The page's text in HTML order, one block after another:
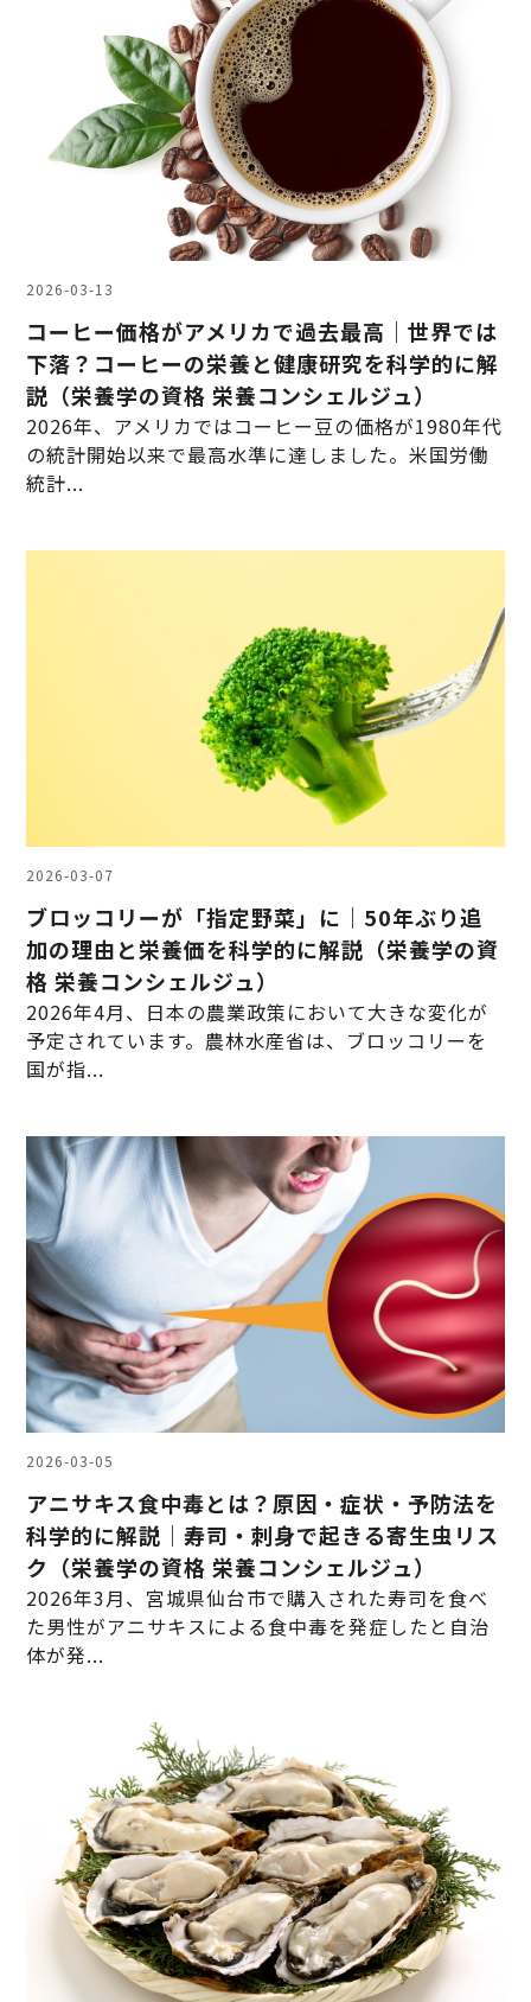
2026-03-13
コーヒー価格がアメリカで過去最高｜世界では
下落？コーヒーの栄養と健康研究を科学的に解
説（栄養学の資格 栄養コンシェルジュ）
2026年、アメリカではコーヒー豆の価格が1980年代
の統計開始以来で最高水準に達しました。米国労働
統計...
2026-03-07
ブロッコリーが「指定野菜」に｜50年ぶり追
加の理由と栄養価を科学的に解説（栄養学の資
格 栄養コンシェルジュ）
2026年4月、日本の農業政策において大きな変化が
予定されています。農林水産省は、ブロッコリーを
国が指...
2026-03-05
アニサキス食中毒とは？原因・症状・予防法を
科学的に解説｜寿司・刺身で起きる寄生虫リス
ク（栄養学の資格 栄養コンシェルジュ）
2026年3月、宮城県仙台市で購入された寿司を食べ
た男性がアニサキスによる食中毒を発症したと自治
体が発...